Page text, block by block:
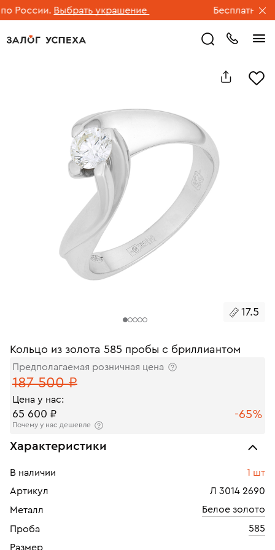
России. Выбрать украшение Бесплатная
17.5
Кольцо из золота 585 пробы с бриллиантом
Предполагаемая розничная цена
187 500 ₽
Цена у нас:
65 600 ₽ -65%
Почему у нас дешевле
Характеристики
В наличии
1 шт
Артикул
Л 3014 2690
Металл
Белое золото
Проба
585
Размер